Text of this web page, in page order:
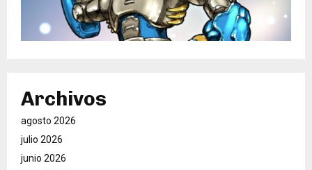
Archivos
agosto 2026
julio 2026
junio 2026